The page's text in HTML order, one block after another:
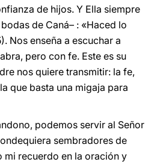
de hijos. Y Ella siempre
de Caná– : «Haced lo
Nos enseña a escuchar a
pero con fe. Este es su
nos quiere transmitir: la fe,
que basta una migaja para
podemos servir al Señor
sembradores de
mi recuerdo en la oración y